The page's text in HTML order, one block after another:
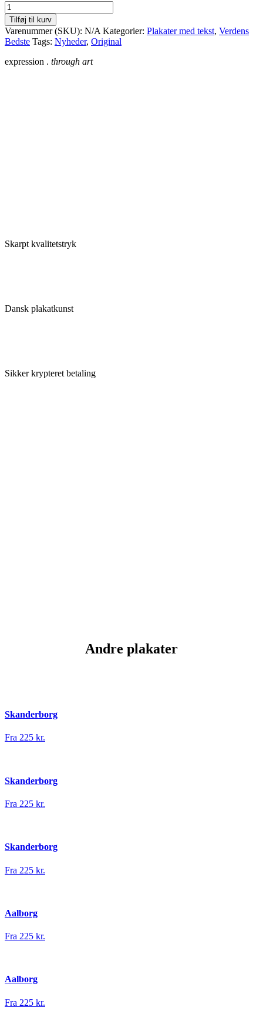
Verdens
Bedste
Mor
antal
Tilføj til kurv
Varenummer (SKU): N/A Kategorier: Plakater med tekst, Verdens
Bedste Tags: Nyheder, Original
expression . through art
Skarpt kvalitetstryk
Dansk plakatkunst
Sikker krypteret betaling
Andre plakater
Skanderborg
Fra 225 kr.
Skanderborg
Fra 225 kr.
Skanderborg
Fra 225 kr.
Aalborg
Fra 225 kr.
Aalborg
Fra 225 kr.